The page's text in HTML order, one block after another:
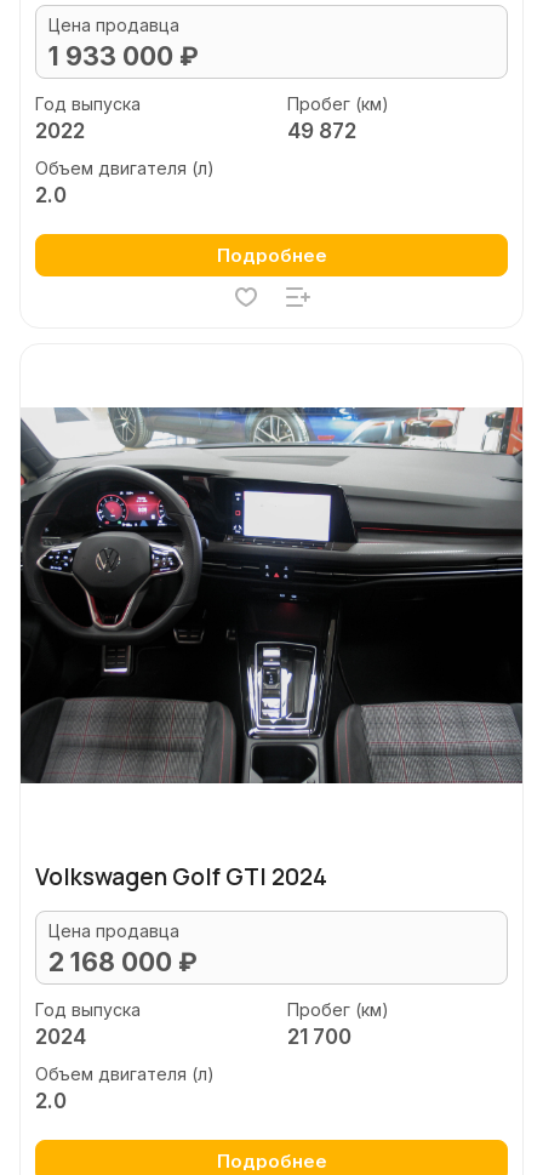
Цена продавца
1 933 000 ₽
Год выпуска
2022
Пробег (км)
49 872
Объем двигателя (л)
2.0
Подробнее
Volkswagen Golf GTI 2024
Цена продавца
2 168 000 ₽
Год выпуска
2024
Пробег (км)
21 700
Объем двигателя (л)
2.0
Подробнее